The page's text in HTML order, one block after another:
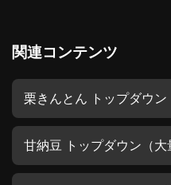
関連コンテンツ
栗きんとん トップダウン
甘納豆 トップダウン（大